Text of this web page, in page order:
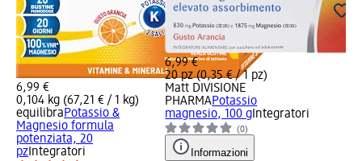
6,99 €
0,104 kg (67,21 € / 1 kg)
equilibraPotassio &
Magnesio formula
potenziata, 20
pzIntegratori
6,99 €
20 pz (0,35 € / 1 pz)
Matt DIVISIONE
PHARMAPotassio
magnesio, 100 gIntegratori
(0)
Informazioni